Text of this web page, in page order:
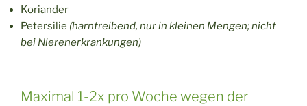
Koriander
Petersilie (harntreibend, nur in kleinen Mengen; nicht
bei Nierenerkrankungen)
Maximal 1-2x pro Woche wegen der